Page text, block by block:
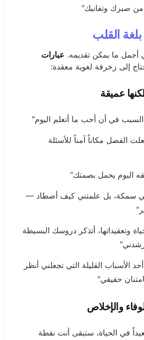
صبرك وتفانيك"
القلب
أجمل ما يمكن تقديمه. عبارات
إلى زخرفة لغوية معقدة:
عميقة
في أن أحب ما أتعلم اليوم"
الفصل مكاناً آمناً للأسئلة
اليوم يحمل بصمتك"
سمكة، بل علمتني كيف أصطاد —
وتعقيداتها، أتذكر دروسك البسيطة
الأسباب القليلة التي تجعلني أنظر
حقيقي"
والإخلاص
في الحياة، ستبقى أنت نقطة